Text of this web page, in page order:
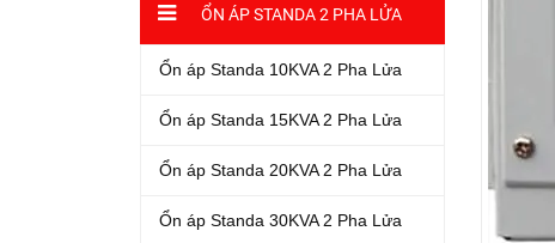
ỔN ÁP STANDA 2 PHA LỬA
Ổn áp Standa 10KVA 2 Pha Lửa
Ổn áp Standa 15KVA 2 Pha Lửa
Ổn áp Standa 20KVA 2 Pha Lửa
Ổn áp Standa 30KVA 2 Pha Lửa